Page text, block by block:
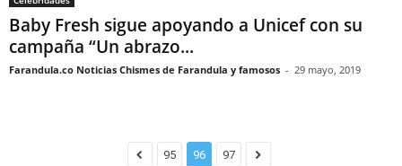
Baby Fresh sigue apoyando a Unicef con su
campaña “Un abrazo...
Farandula.co Noticias Chismes de Farandula y famosos - 29 mayo, 2019
95 96 97